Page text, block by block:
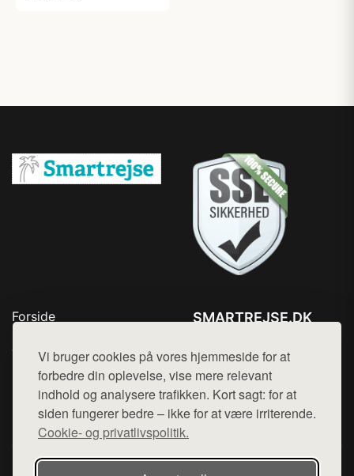
Vi bruger cookies på vores hjemmeside for at
forbedre din oplevelse, vise mere relevant
indhold og analysere trafikken. Kort sagt: for at
siden fungerer bedre – ikke for at være irriterende.
Cookie- og privatlivspolitik.
Forside
Top Rabatter
Kontakt
SMARTREJSE.DK
Mail: hej@want.dk
Cookie- og privatlivspolitik